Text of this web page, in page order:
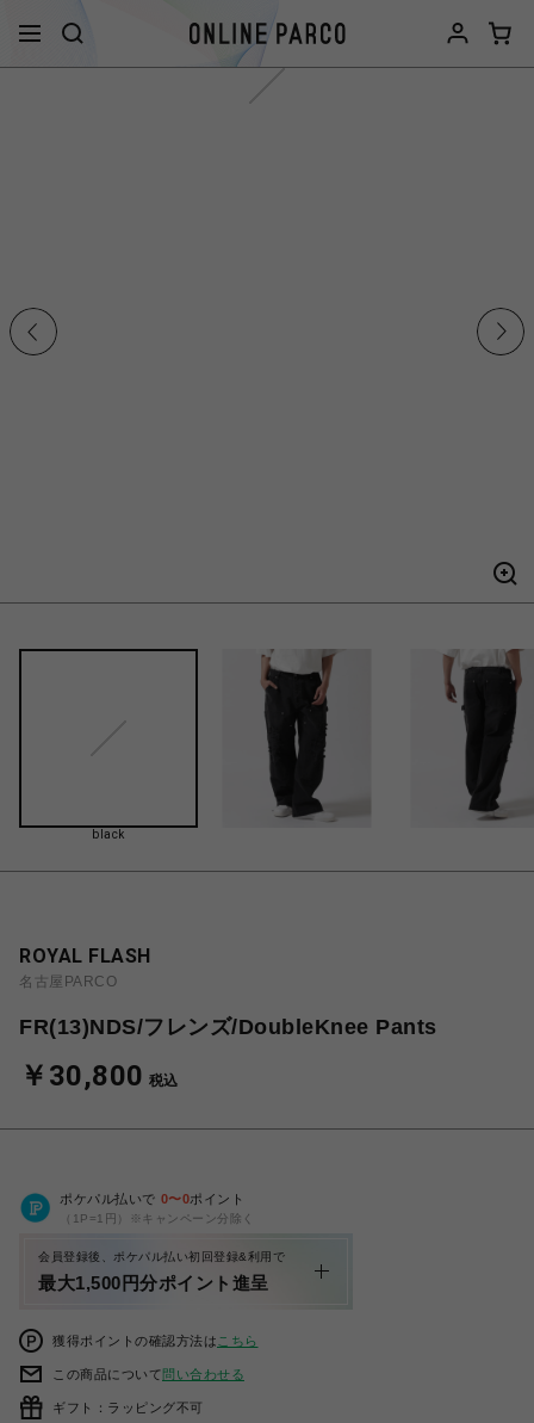
black
ROYAL FLASH
名古屋PARCO
FR(13)NDS/フレンズ/DoubleKnee Pants
￥30,800 税込
ポケパル払いで 0〜0ポイント
（1P=1円）※キャンペーン分除く
会員登録後、ポケパル払い初回登録&利用で
最大1,500円分ポイント進呈
獲得ポイントの確認方法は こちら
この商品について問い合わせる
ギフト：ラッピング不可